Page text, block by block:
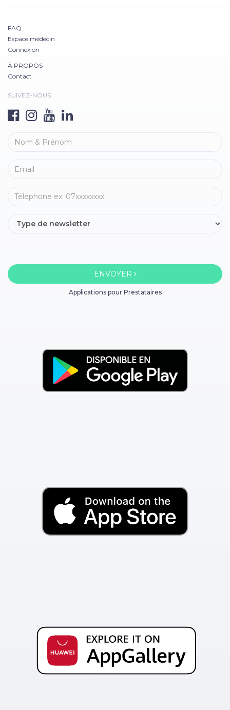
FAQ
Espace médecin
Connexion
À PROPOS
Contact
SUIVEZ-NOUS :
ENVOYER
Applications pour Prestataires